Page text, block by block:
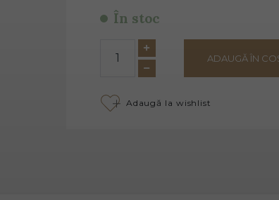
În stoc
ADAUGĂ ÎN
Adaugă la wishlist